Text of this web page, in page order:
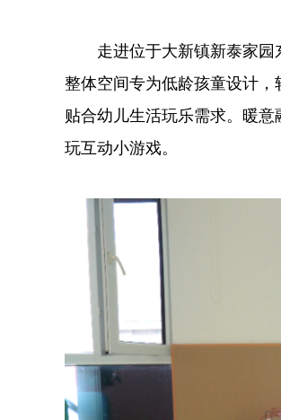
走进位于大新镇新泰家园东
整体空间专为低龄孩童设计
贴合幼儿生活玩乐需求。暖意
玩互动小游戏。